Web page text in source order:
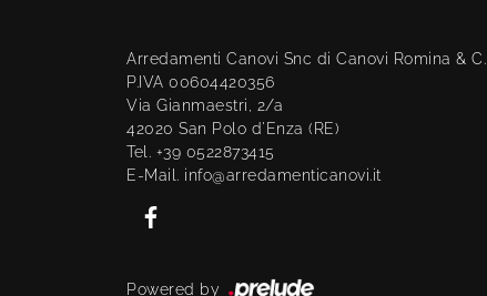
Arredamenti Canovi Snc di Canovi Romina & C.
P.IVA 00604420356
Via Gianmaestri, 2/a
42020 San Polo d'Enza (RE)
Tel. +39 0522873415
E-Mail. info@arredamenticanovi.it
Powered by